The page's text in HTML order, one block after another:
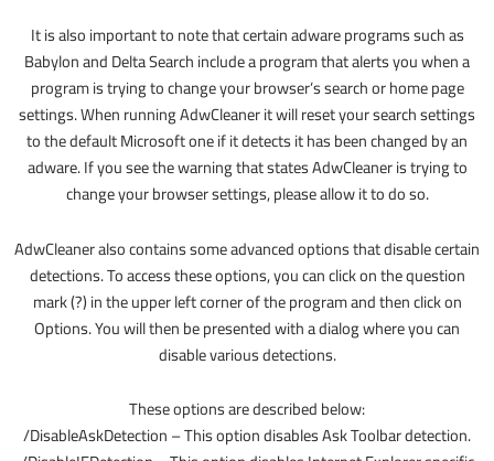
It is also important to note that certain adware programs such as
Babylon and Delta Search include a program that alerts you when a
program is trying to change your browser’s search or home page
settings. When running AdwCleaner it will reset your search settings
to the default Microsoft one if it detects it has been changed by an
adware. If you see the warning that states AdwCleaner is trying to
change your browser settings, please allow it to do so.
AdwCleaner also contains some advanced options that disable certain
detections. To access these options, you can click on the question
mark (?) in the upper left corner of the program and then click on
Options. You will then be presented with a dialog where you can
disable various detections.
These options are described below:
/DisableAskDetection – This option disables Ask Toolbar detection.